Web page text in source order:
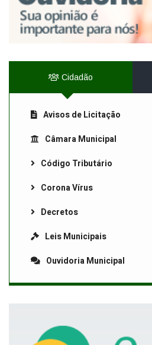
Cidadão
Avisos de Licitação
Câmara Municipal
Código Tributário
Corona Vírus
Decretos
Leis Municipais
Ouvidoria Municipal